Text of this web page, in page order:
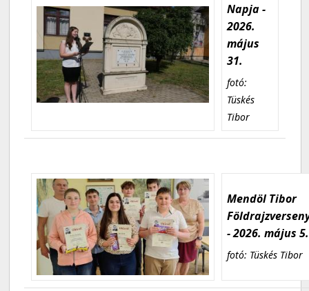
Napja -
2026.
május
31.
fotó:
Tüskés
Tibor
Mendöl Tibor
- 2026. május 5.
fotó: Tüskés Tibor